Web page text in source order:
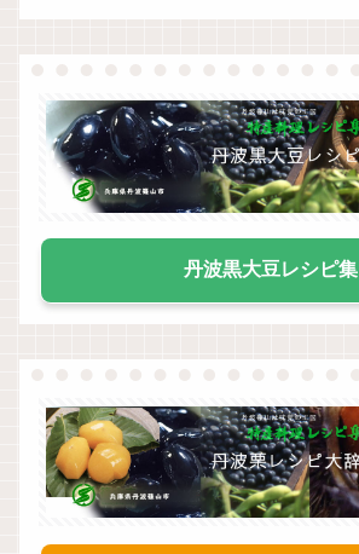
丹波黒大豆レシピ集